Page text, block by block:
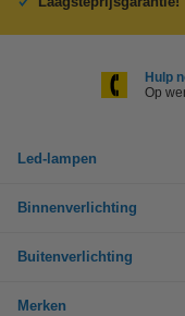
Hulp
Op
Led-lampen
Binnenverlichting
Buitenverlichting
Merken